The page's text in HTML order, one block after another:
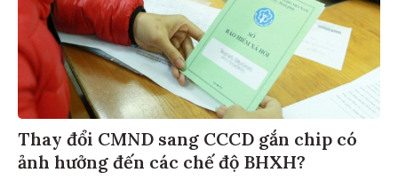
Thay đổi CMND sang CCCD gắn chip có
ảnh hưởng đến các chế độ BHXH?